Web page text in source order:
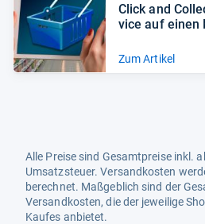
Click and
vice auf einen
Zum Artikel
Alle Preise sind Gesamtpreise inkl.
Umsatzsteuer. Versandkosten
berechnet. Maßgeblich sind der
Versandkosten, die der jeweilige
Kaufes anbietet.